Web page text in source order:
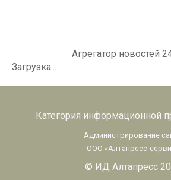
Агрегатор новостей
Загрузка...
Категория информационной
Администрирование
ООО «Алтапресс-
© ИД Алтапресс